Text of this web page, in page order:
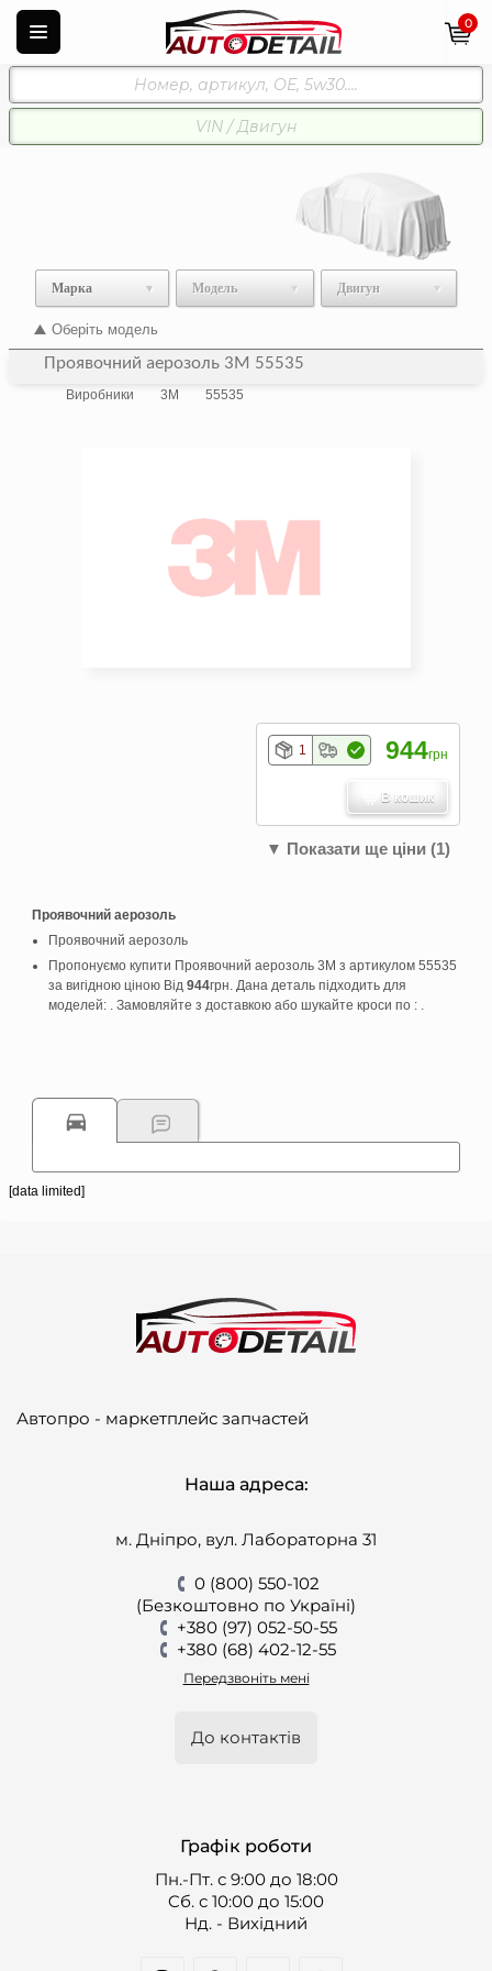
0
Марка Модель Двигун
Оберіть модель
Проявочний аерозоль 3M 55535
Виробники 3M 55535
Проявочний аерозоль
Проявочний аерозоль
Пропонуємо купити Проявочний аерозоль 3M з артикулом 55535
за вигідною ціною Від 944грн. Дана деталь підходить для
моделей: . Замовляйте з доставкою або шукайте кроси по : .
1 944грн
В кошик
▼ Показати ще ціни (1)
[data limited]
Автопро - маркетплейс запчастей
Наша адреса:
м. Дніпро, вул. Лабораторна 31
0 (800) 550-102
(Безкоштовно по Україні)
+380 (97) 052-50-55
+380 (68) 402-12-55
Передзвоніть мені
До контактів
Графік роботи
Пн.-Пт. с 9:00 до 18:00
Cб. с 10:00 до 15:00
Нд. - Вихідний